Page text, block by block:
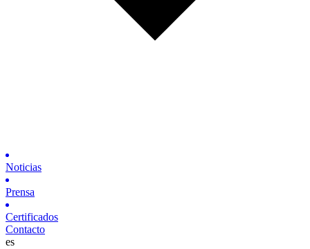
Noticias
Prensa
Certificados
Contacto
es